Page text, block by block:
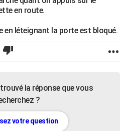
en route.
en léteignant la porte est bloqué.
la réponse que vous
?
votre question